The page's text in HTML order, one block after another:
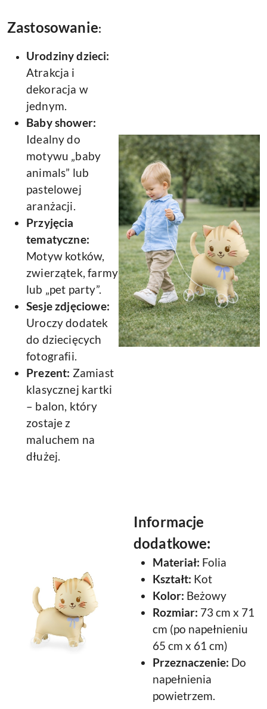
Zastosowanie:
Urodziny dzieci:
Atrakcja i
dekoracja w
jednym.
Baby shower:
Idealny do
motywu „baby
animals” lub
pastelowej
aranżacji.
Przyjęcia
tematyczne:
Motyw kotków,
zwierzątek, farmy
lub „pet party”.
Sesje zdjęciowe:
Uroczy dodatek
do dziecięcych
fotografii.
Prezent: Zamiast
klasycznej kartki
– balon, który
zostaje z
maluchem na
dłużej.
Informacje
dodatkowe:
Materiał: Folia
Kształt: Kot
Kolor: Beżowy
Rozmiar: 73 cm x 71
cm (po napełnieniu
65 cm x 61 cm)
Przeznaczenie: Do
napełnienia
powietrzem.